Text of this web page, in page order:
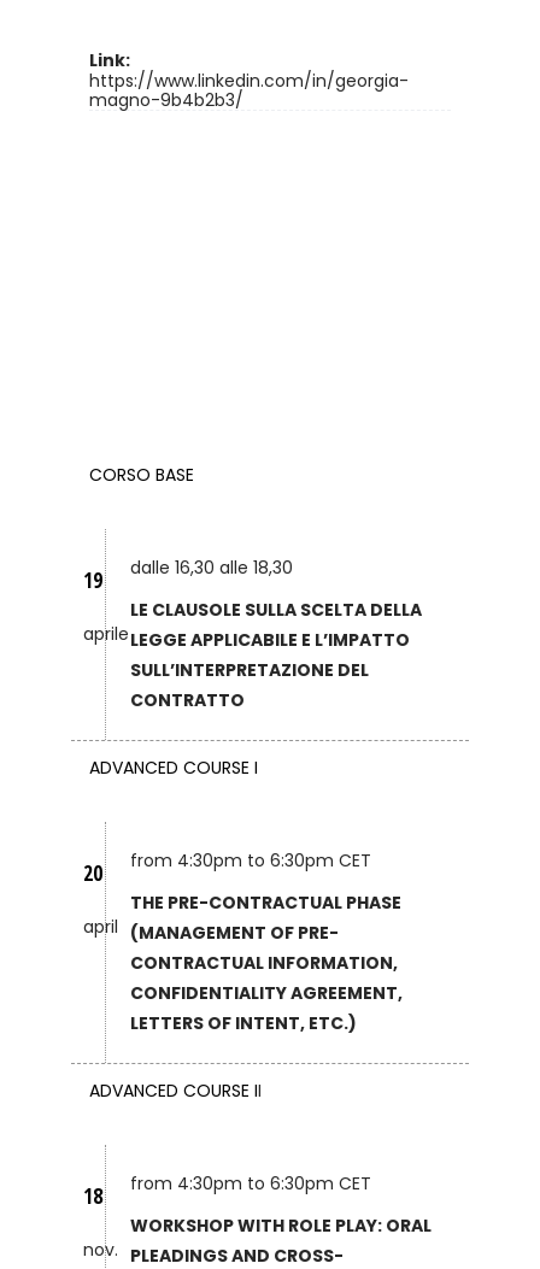
Link:
https://www.linkedin.com/in/georgia-
magno-9b4b2b3/
CORSO BASE
19
aprile
dalle 16,30 alle 18,30
LE CLAUSOLE SULLA SCELTA DELLA
LEGGE APPLICABILE E L’IMPATTO
SULL’INTERPRETAZIONE DEL
CONTRATTO
ADVANCED COURSE I
20
april
from 4:30pm to 6:30pm CET
THE PRE-CONTRACTUAL PHASE
(MANAGEMENT OF PRE-
CONTRACTUAL INFORMATION,
CONFIDENTIALITY AGREEMENT,
LETTERS OF INTENT, ETC.)
ADVANCED COURSE II
18
nov.
from 4:30pm to 6:30pm CET
WORKSHOP WITH ROLE PLAY: ORAL
PLEADINGS AND CROSS-